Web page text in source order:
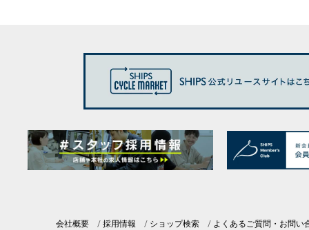
会社概要 採用情報 ショップ検索 よくあるご質問・お問い